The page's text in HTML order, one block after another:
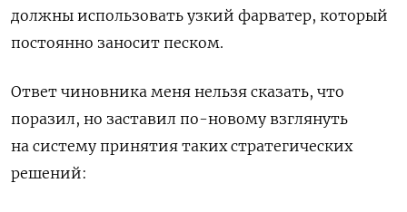
должны использовать узкий фарватер, который
постоянно заносит песком.
Ответ чиновника меня нельзя сказать, что
поразил, но заставил по-новому взглянуть
на систему принятия таких стратегических
решений: